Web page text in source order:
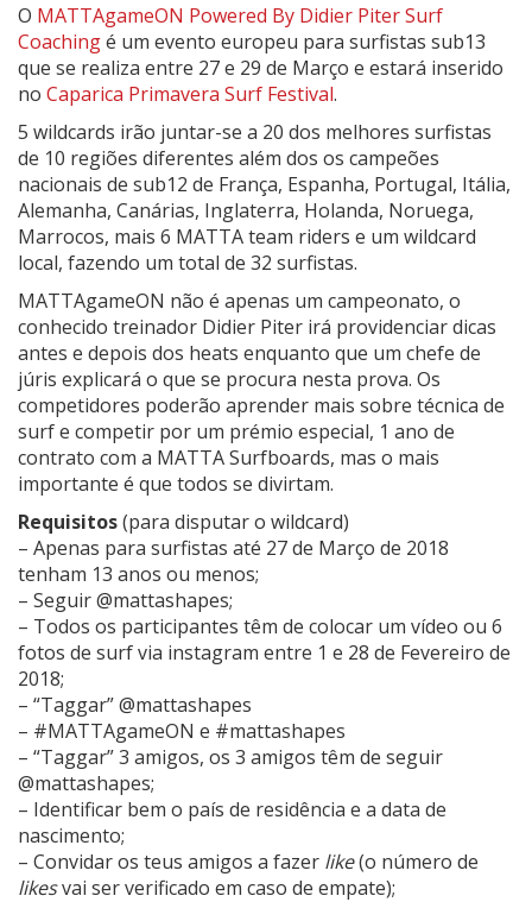
O MATTAgameON Powered By Didier Piter Surf
Coachingé um evento europeu para surfistas sub13
que se realiza entre 27 e 29 de Março e estará inserido
no Caparica Primavera Surf Festival.
5 wildcards irão juntar-se a 20 dos melhores surfistas
de 10 regiões diferentes além dos os campeões
nacionais de sub12 de França, Espanha, Portugal, Itália,
Alemanha, Canárias, Inglaterra, Holanda, Noruega,
Marrocos, mais 6 MATTA team riders e um wildcard
local, fazendo um total de 32 surfistas.
MATTAgameON não é apenas um campeonato, o
conhecido treinador Didier Piter irá providenciar dicas
antes e depois dos heats enquanto que um chefe de
júris explicará o que se procura nesta prova. Os
competidores poderão aprender mais sobre técnica de
surf e competir por um prémio especial, 1 ano de
contrato com a MATTA Surfboards, mas o mais
importante é que todos se divirtam.
Requisitos(para disputar o wildcard)
– Apenas para surfistas até 27 de Março de 2018
tenham 13 anos ou menos;
– Seguir @mattashapes;
– Todos os participantes têm de colocar um vídeo ou 6
fotos de surf via instagram entre 1 e 28 de Fevereiro de
2018;
– “Taggar” @mattashapes
– #MATTAgameON e #mattashapes
– “Taggar” 3 amigos, os 3 amigos têm de seguir
@mattashapes;
– Identificar bem o país de residência e a data de
nascimento;
– Convidar os teus amigos a fazer like(o número de
likesvai ser verificado em caso de empate);